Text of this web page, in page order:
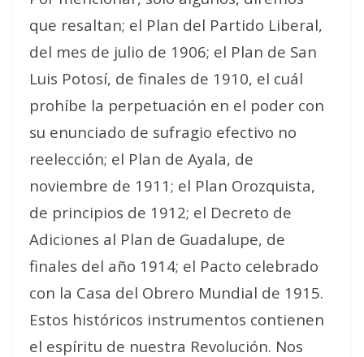
que resaltan; el Plan del Partido Liberal,
del mes de julio de 1906; el Plan de San
Luis Potosí, de finales de 1910, el cuál
prohíbe la perpetuación en el poder con
su enunciado de sufragio efectivo no
reelección; el Plan de Ayala, de
noviembre de 1911; el Plan Orozquista,
de principios de 1912; el Decreto de
Adiciones al Plan de Guadalupe, de
finales del año 1914; el Pacto celebrado
con la Casa del Obrero Mundial de 1915.
Estos históricos instrumentos contienen
el espíritu de nuestra Revolución. Nos